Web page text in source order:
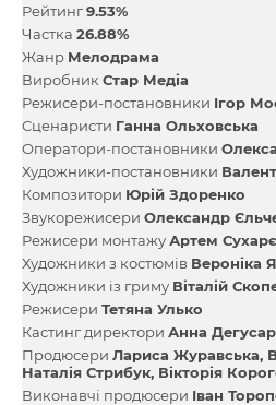
Рейтинг9.53%
Частка 26.88%
Жанр Мелодрама
Виробник Стар Медіа
Режисери-постановники Ігор
Сценаристи Ганна Ольховська
Оператори-постановники
Художники-постановники
Композитори Юрій Здоренко
Звукорежисери Олександр
Режисери монтажуАртем
Художники з костюмів Вероніка
Художники із гриму Вiталiй
Режисери Тетяна Улько
Кастинг директори Анна Дегусар
Продюсери Лариса Журавська
Наталія Стрибук Вікторія
Виконавчі продюсери Іван